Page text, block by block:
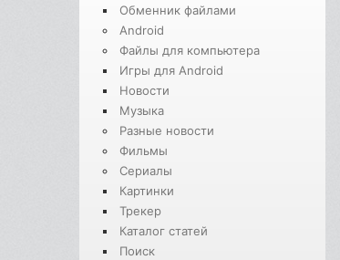
Обменник файлами
Android
Файлы для компьютера
Игры для Android
Новости
Музыка
Разные новости
Фильмы
Сериалы
Картинки
Трекер
Каталог статей
Поиск